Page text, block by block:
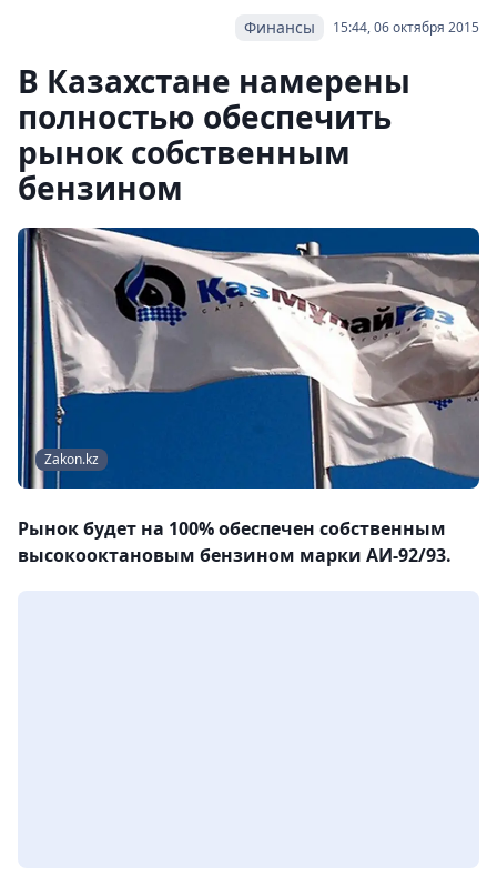
15:44, 06 октября 2015
Финансы
В Казахстане намерены
полностью обеспечить
рынок собственным
бензином
Zakon.kz
Рынок будет на 100% обеспечен собственным
высокооктановым бензином марки АИ-92/93.